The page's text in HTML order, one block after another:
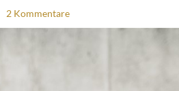
2 Kommentare